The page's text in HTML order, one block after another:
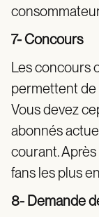
7- Concours
Les concours
permettent de
Vous devez
abonnés
courant.
fans les plus
8- Demande